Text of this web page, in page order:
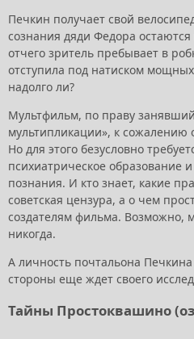
Печкин получает свой
сознания дяди Федора
отчего зритель пребывает в
отступила под натиском
надолго ли?
Мультфильм, по праву
мультипликации», к сожалению
Но для этого безусловно
психиатрическое образование
познания. И кто знает, какие
советская цензура, а о чем
создателям фильма. Возможно,
никогда.
А личность почтальона
стороны еще ждет своего
Тайны Простоквашино